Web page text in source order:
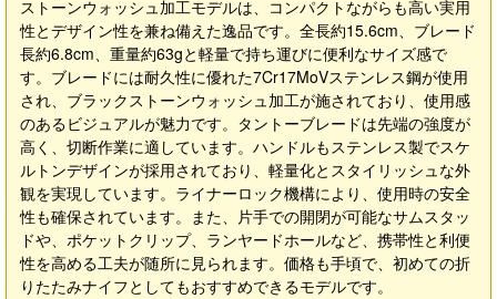
ストーンウォッシュ加工モデルは、コンパクトながらも高い実用
性とデザイン性を兼ね備えた逸品です。全長約15.6cm、ブレード
長約6.8cm、重量約63gと軽量で持ち運びに便利なサイズ感で
す。ブレードには耐久性に優れた7Cr17MoVステンレス鋼が使用
され、ブラックストーンウォッシュ加工が施されており、使用感
のあるビジュアルが魅力です。タントーブレードは先端の強度が
高く、切断作業に適しています。ハンドルもステンレス製でスケ
ルトンデザインが採用されており、軽量化とスタイリッシュな外
観を実現しています。ライナーロック機構により、使用時の安全
性も確保されています。また、片手での開閉が可能なサムスタッ
ドや、ポケットクリップ、ランヤードホールなど、携帯性と利便
性を高める工夫が随所に見られます。価格も手頃で、初めての折
りたたみナイフとしてもおすすめできるモデルです。